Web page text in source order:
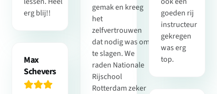
gemak en kreeg
het
zelfvertrouwen
dat nodig was om
te slagen. We
raden Nationale
Rijschool
Rotterdam zeker
goeden rij
instructeur
gekregen
was erg
top.
erg blij!!
Max
Schevers